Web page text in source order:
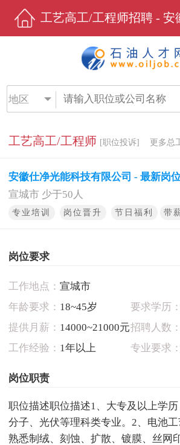
地区
工艺高工/工程师 [职位投诉] 更多总
安徽仕净光能科技有限公司 - 最新岗
宣城市 少于50人
专业培训 岗位晋升 节日福利 带
岗位要求
工作地点： 宣城市
年龄要求： 18~45岁 要求学历：
提供月薪： 14000~21000元招聘人数：
工作经验： 1年以上 专业要求：
岗位职责
职位描述职位描述1、大专及以上学
分子、光伏等理科类专业。2、电池工
熟悉制绒、刻蚀、扩散、镀膜、丝网